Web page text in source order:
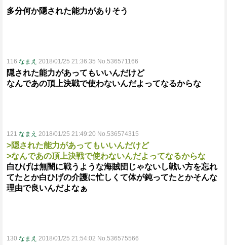
多分何か隠された能力がありそう
116 なまえ 2018/01/25 21:36:35 No.536571166
隠された能力があってもいいんだけど
なんであの頂上決戦で使わないんだよってなるからな
121 なまえ 2018/01/25 21:49:20 No.536574315
>隠された能力があってもいいんだけど
>なんであの頂上決戦で使わないんだよってなるからな
白ひげは無闇に戦うような海賊団じゃないし戦い方を忘れ
てたとか白ひげの介護に忙しくて体が鈍ってたとかそんな
理由で良いんだよなぁ
130 なまえ 2018/01/25 21:54:02 No.536575566